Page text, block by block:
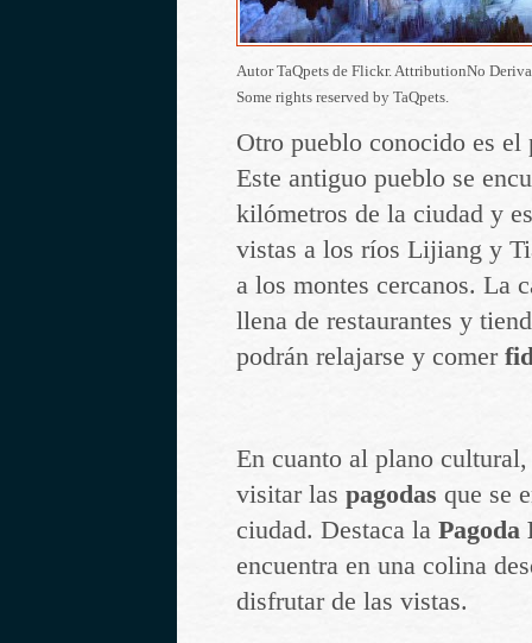
Autor TaQpets de Flickr. AttributionNo
Some rights reserved by TaQpets.
Otro pueblo conocido es
Este antiguo pueblo se
kilómetros de la ciudad y
vistas a los ríos Lijiang y
a los montes cercanos. La
llena de restaurantes y
podrán relajarse y comer
En cuanto al plano
visitar las pagodas que se
ciudad. Destaca la Pagoda
encuentra en una colina
disfrutar de las vistas.